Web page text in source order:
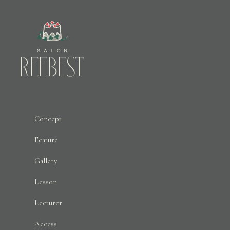
Concept
Feature
Gallery
Lesson
Lecturer
Access